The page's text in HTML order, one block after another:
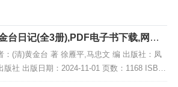
台日记(全3册),PDF电子书下载,网盘
：(清)黄金台 著 徐雁平,马忠文 编 出版社：凤
版社 出版日期：2024-11-01 页数：1168 ISB
9787550639027 电子书大小：213MB [高清扫描